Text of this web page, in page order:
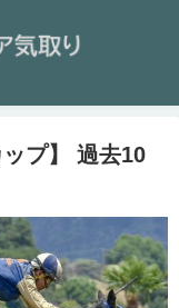
ップ】 過去10